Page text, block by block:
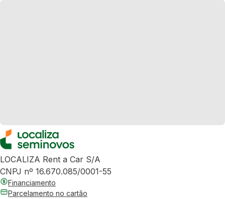
LOCALIZA Rent a Car S/A
CNPJ nº 16.670.085/0001-55
Financiamento
Parcelamento no cartão